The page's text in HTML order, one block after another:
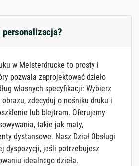
personalizacja?
w Meisterdrucke to prosty i
pozwala zaprojektować dzieło
własnych specyfikacji: Wybierz
zdecyduj o nośniku druku i
lub blejtram. Oferujemy
takie jak maty,
dystansowe. Nasz Dział Obsługi
dyspozycji, jeśli potrzebujesz
idealnego dzieła.